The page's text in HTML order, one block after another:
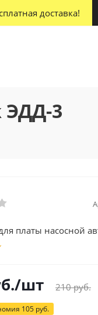
доставка!
ЭДД-3
платы насосной
/шт 210руб.
105 руб.